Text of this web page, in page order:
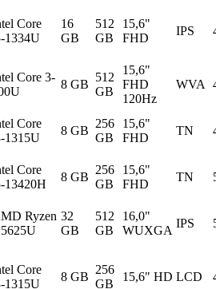
Core
1334U
16
GB
512
GB
15,6"
FHD
IPS
Core 3-
8 GB
512
GB
15,6"
FHD
120Hz
WVA
Core
1315U
8 GB
256
GB
15,6"
FHD
TN
Core
13420H
8 GB
256
GB
15,6"
FHD
TN
Ryzen 32
GB
512
GB
16,0"
WUXGA
IPS
Core
1315U
8 GB
256
GB
15,6" HD LCD